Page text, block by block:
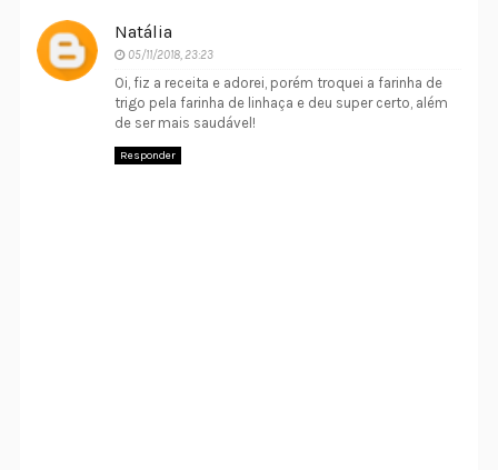
Natália
05/11/2018, 23:23
Oi, fiz a receita e adorei, porém troquei a farinha de
trigo pela farinha de linhaça e deu super certo, além
de ser mais saudável!
Responder